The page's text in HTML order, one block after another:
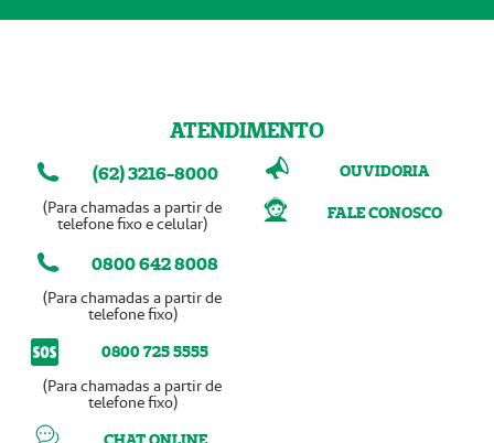
ATENDIMENTO
(62) 3216-8000
(Para chamadas a partir de
telefone fixo e celular)
0800 642 8008
(Para chamadas a partir de
telefone fixo)
0800 725 5555
(Para chamadas a partir de
telefone fixo)
OUVIDORIA
FALE CONOSCO